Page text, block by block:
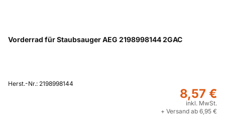
Vorderrad für Staubsauger AEG 2198998144 2GAC
Herst.-Nr.: 2198998144
8,57 €
inkl. MwSt.
+ Versand ab 6,95 €